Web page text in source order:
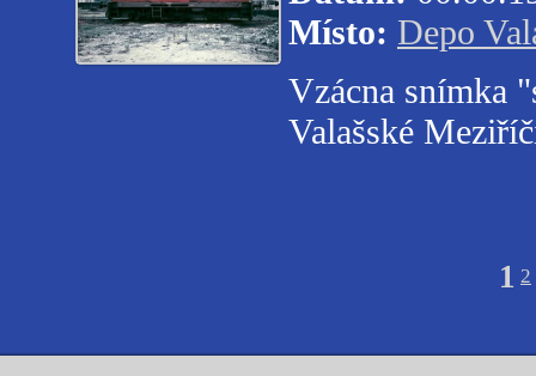
Místo: Depo
Vzácna snímka
Valašské
1 2